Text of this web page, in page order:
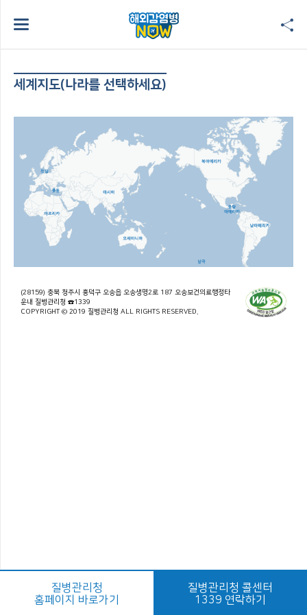
세계지도(나라를 선택하세요)
(28159) 충북 청주시 흥덕구 오송읍 오송생명2로 187 오송보건의료행정타
운내 질병관리청 ☎1339
COPYRIGHT © 2019 질병관리청 ALL RIGHTS RESERVED.
질병관리청
홈페이지 바로가기
질병관리청 콜센터
1339 연락하기